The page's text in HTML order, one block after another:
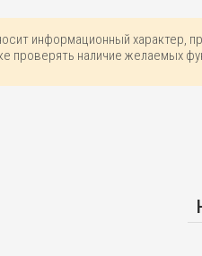
информационный характер,
проверять наличие желаемых